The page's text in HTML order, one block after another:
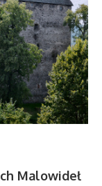
Malowideł